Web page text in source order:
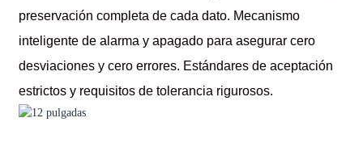
preservación completa de cada dato. Mecanismo
inteligente de alarma y apagado para asegurar cero
desviaciones y cero errores. Estándares de aceptación
estrictos y requisitos de tolerancia rigurosos.